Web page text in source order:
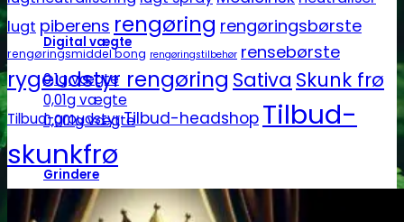
Digital vægte
0,1g vægte
0,01g vægte
0,001g vægte
Grindere
2-Parts grindere
lugt piberens rengøring rengøringsbørste
rengøringsmiddel bong rengøringstilbehør rensebørste
rygeudstyr rengøring Sativa Skunk frø
Tilbud-groudstyrTilbud-headshop Tilbud-
skunkfrø